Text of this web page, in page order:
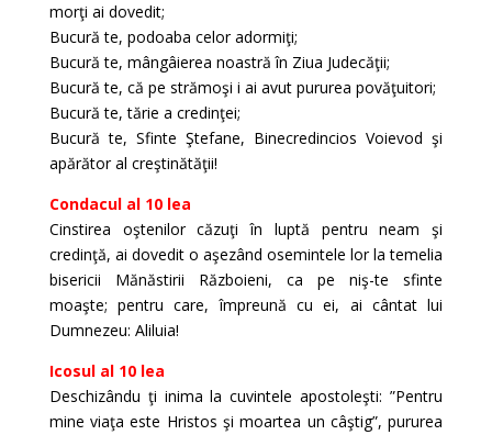
morţi ai dovedit;
Bucură te, podoaba celor adormiţi;
Bucură te, mângâierea noastră în Ziua Judecăţii;
Bucură te, că pe strămoşi i ai avut pururea povăţuitori;
Bucură te, tărie a credinţei;
Bucură te, Sfinte Ştefane, Binecredincios Voievod şi
apărător al creştinătăţii!
Condacul al 10 lea
Cinstirea oştenilor căzuţi în luptă pentru neam şi
credinţă, ai dovedit o aşezând osemintele lor la temelia
bisericii Mănăstirii Războieni, ca pe niş-te sfinte
moaşte; pentru care, împreună cu ei, ai cântat lui
Dumnezeu: Aliluia!
Icosul al 10 lea
Deschizându ţi inima la cuvintele apostoleşti: ”Pentru
mine viaţa este Hristos şi moartea un câştig”, pururea